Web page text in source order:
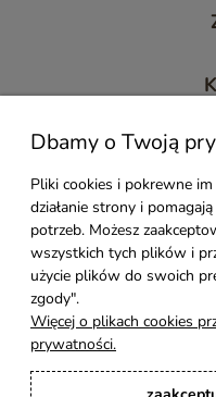
Dbamy o Twoją
Pliki cookies i pokrewne
działanie strony i
potrzeb. Możesz
wszystkich tych plików i
użycie plików do swoich
zgody".
Więcej o plikach cookies
prywatności.